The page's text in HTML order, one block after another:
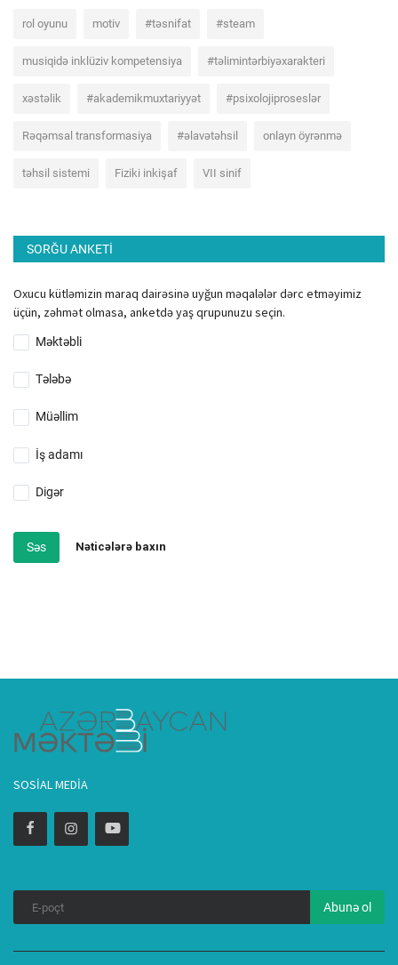
rol oyunu motiv #təsnifat #steam
musiqidə inklüziv kompetensiya #təlimintərbiyəxarakteri
xəstəlik #akademikmuxtariyyət #psixolojiproseslər
Rəqəmsal transformasiya #əlavətəhsil onlayn öyrənmə
təhsil sistemi Fiziki inkişaf VII sinif
SORĞU ANKETI
Oxucu kütləmizin maraq dairəsinə uyğun məqalələr dərc etməyimiz
üçün, zəhmət olmasa, anketdə yaş qrupunuzu seçin.
Məktəbli
Tələbə
Müəllim
İş adamı
Digər
Səs Nəticələrə baxın
SOSIAL MEDIA
Abunə ol